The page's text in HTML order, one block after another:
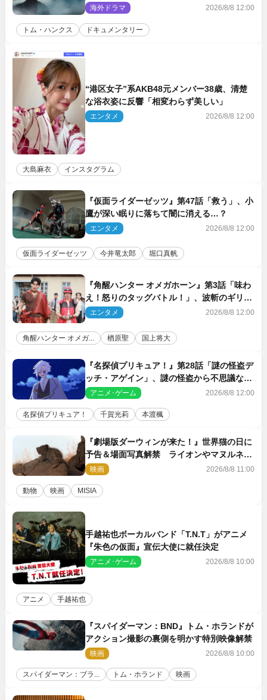
収めた特別映像解禁
海外ドラマ 2026/8/8 12:00
トム・ハンクス ドキュメンタリー
“港区女子”系AKB48元メンバー38歳、清楚
な浴衣姿に反響「相変わらず美しい」
エンタメ 2026/8/8 12:00
大島麻衣 インスタグラム
『仮面ライダーゼッツ』第47話「救う」、小
鷹が深い眠りに落ちて闇に消える…？
エンタメ 2026/8/8 12:00
仮面ライダーゼッツ 今井竜太郎 堀口真帆
『角醒ハンター オメガホーン』第3話「味わ
え！怒りのタッグバトル！」、波斬のギリコ
がハンターバトルを挑んできた！
エンタメ 2026/8/8 12:00
角醒ハンター オメガ... 楢原聖 国上将大
『名探偵プリキュア！』第28話「謎の怪盗デ
ッチ・アゲイン」、謎の怪盗から不思議な予
告状が届く
アニメ･ゲーム 2026/8/8 12:00
名探偵プリキュア！ 千賀光莉 本渡楓
『劇場版ダーウィンが来た！』世界猫の日に
予告＆場面写真解禁 ライオンやマヌルネコ
の赤ちゃんが大集合
映画 2026/8/8 11:00
動物 映画 MISIA
手越祐也ボーカルバンド「T.N.T」がアニメ
『朱色の仮面』宣伝大使に就任決定
アニメ･ゲーム 2026/8/8 10:00
アニメ 手越祐也
『スパイダーマン：BND』トム・ホランドが
アクション撮影の裏側を明かす特別映像解禁
映画 2026/8/8 10:00
スパイダーマン：ブラ... トム・ホランド 映画